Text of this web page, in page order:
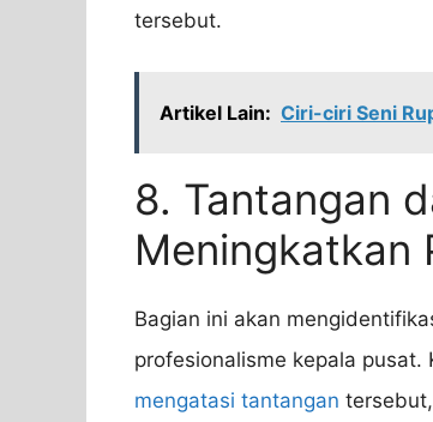
tersebut.
Artikel Lain: Ciri-ciri Seni
8. Tantangan
Meningkatkan
Bagian ini akan
profesionalisme kepala pusat.
mengatasi tantangan